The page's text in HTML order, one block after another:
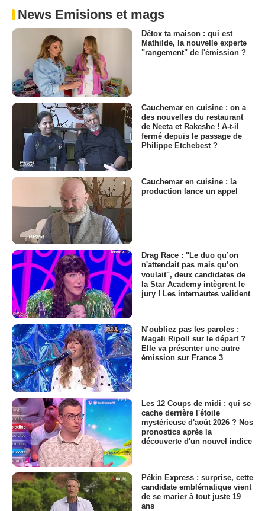
News Emisions et mags
Détox ta maison : qui est
Mathilde, la nouvelle experte
"rangement" de l'émission ?
Cauchemar en cuisine : on a
des nouvelles du restaurant
de Neeta et Rakeshe ! A-t-il
fermé depuis le passage de
Philippe Etchebest ?
Cauchemar en cuisine : la
production lance un appel
Drag Race : "Le duo qu’on
n'attendait pas mais qu’on
voulait", deux candidates de
la Star Academy intègrent le
jury ! Les internautes valident
N’oubliez pas les paroles :
Magali Ripoll sur le départ ?
Elle va présenter une autre
émission sur France 3
Les 12 Coups de midi : qui se
cache derrière l'étoile
mystérieuse d'août 2026 ? Nos
pronostics après la
découverte d'un nouvel indice
Pékin Express : surprise, cette
candidate emblématique vient
de se marier à tout juste 19
ans